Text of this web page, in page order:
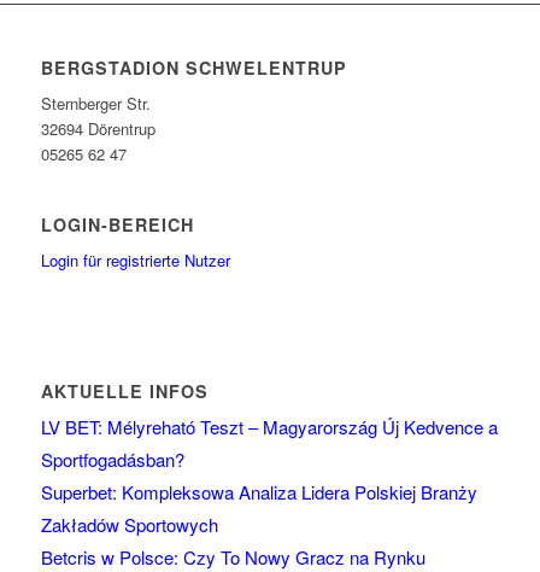
BERGSTADION SCHWELENTRUP
Sternberger Str.
32694 Dörentrup
05265 62 47
LOGIN-BEREICH
Login für registrierte Nutzer
AKTUELLE INFOS
LV BET: Mélyreható Teszt – Magyarország Új Kedvence a
Sportfogadásban?
Superbet: Kompleksowa Analiza Lidera Polskiej Branży
Zakładów Sportowych
Betcris w Polsce: Czy To Nowy Gracz na Rynku